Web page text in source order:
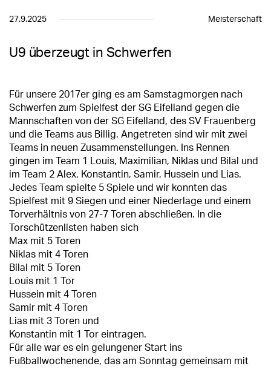
27.9.2025 Meisterschaft
U9 überzeugt in Schwerfen
Für unsere 2017er ging es am Samstagmorgen nach
Schwerfen zum Spielfest der SG Eifelland gegen die
Mannschaften von der SG Eifelland, des SV Frauenberg
und die Teams aus Billig. Angetreten sind wir mit zwei
Teams in neuen Zusammenstellungen. Ins Rennen
gingen im Team 1 Louis, Maximilian, Niklas und Bilal und
im Team 2 Alex, Konstantin, Samir, Hussein und Lias.
Jedes Team spielte 5 Spiele und wir konnten das
Spielfest mit 9 Siegen und einer Niederlage und einem
Torverhältnis von 27-7 Toren abschließen. In die
Torschützenlisten haben sich
Max mit 5 Toren
Niklas mit 4 Toren
Bilal mit 5 Toren
Louis mit 1 Tor
Hussein mit 4 Toren
Samir mit 4 Toren
Lias mit 3 Toren und
Konstantin mit 1 Tor eintragen.
Für alle war es ein gelungener Start ins
Fußballwochenende, das am Sonntag gemeinsam mit